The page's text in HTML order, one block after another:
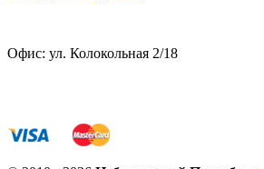
Офис: ул. Колокольная 2/18